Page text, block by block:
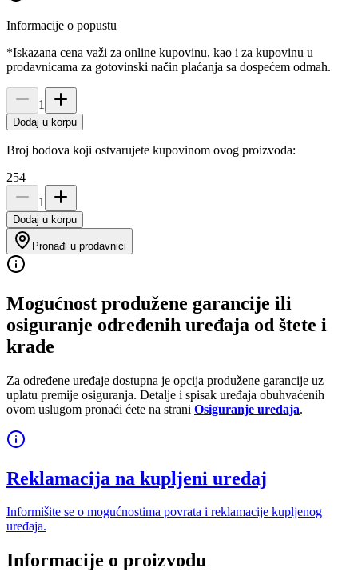
Informacije o popustu
*Iskazana cena važi za online kupovinu, kao i za kupovinu u
prodavnicama za gotovinski način plaćanja sa dospećem odmah.
1
Dodaj u korpu
Broj bodova koji ostvarujete kupovinom ovog proizvoda:
254
1
Dodaj u korpu
Pronađi u prodavnici
Mogućnost produžene garancije ili
osiguranje određenih uređaja od štete i
krađe
Za određene uređaje dostupna je opcija produžene garancije uz
uplatu premije osiguranja. Detalje i spisak uređaja obuhvaćenih
ovom uslugom pronaći ćete na strani Osiguranje uređaja.
Reklamacija na kupljeni uređaj
Informišite se o mogućnostima povrata i reklamacije kupljenog
uređaja.
Informacije o proizvodu